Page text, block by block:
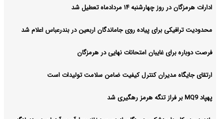
ادارات هرمزگان در روز چهارشنبه ۱۴ مردادماه تعطیل شد
محدودیت ترافیکی برای پیاده روی جاماندگان اربعین در بندرعباس اعلام شد
فرصت دوباره برای غایبان امتحانات نهایی در هرمزگان
ارتقای جایگاه مدیران کنترل کیفیت ضامن سلامت تولیدات است
پهپاد MQ9 بر فراز تنگه هرمز رهگیری شد